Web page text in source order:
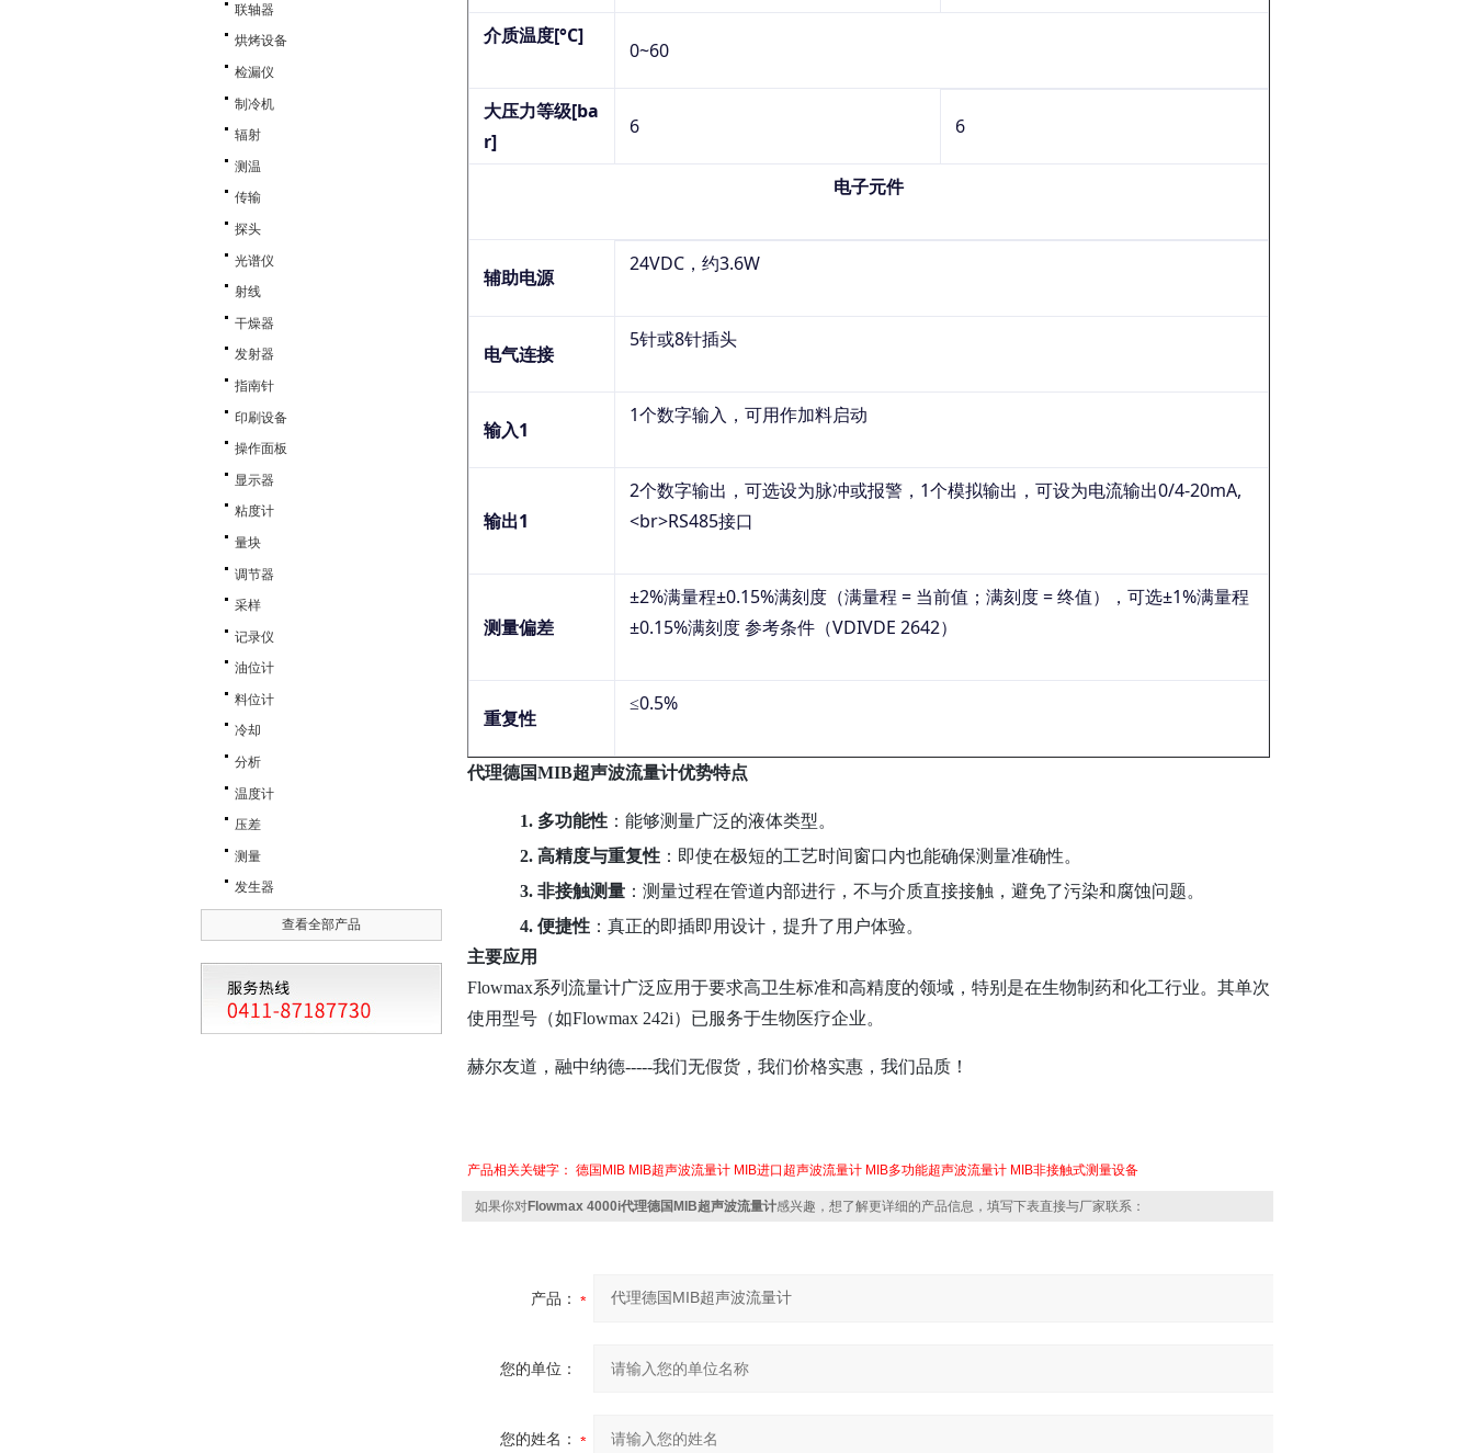
联轴器
烘烤设备
检漏仪
制冷机
辐射
测温
传输
探头
光谱仪
射线
干燥器
发射器
指南针
印刷设备
操作面板
显示器
粘度计
量块
调节器
采样
记录仪
油位计
料位计
冷却
分析
温度计
压差
测量
发生器
查看全部产品
介质温度[°C]
0~60
大压力等级[ba
r]
6 6
电子元件
辅助电源
24VDC，约3.6W
电气连接
5针或8针插头
输入1
1个数字输入，可用作加料启动
输出1
2个数字输出，可选设为脉冲或报警，1个模拟输出，可设为电流输出0/4-20mA,
<br>RS485接口
测量偏差
±2%满量程±0.15%满刻度（满量程 = 当前值；满刻度 = 终值），可选±1%满量程
±0.15%满刻度 参考条件（VDIVDE 2642）
重复性
≤0.5%
代理德国MIB超声波流量计优势特点
1. 多功能性 ：能够测量广泛的液体类型。
2. 高精度与重复性 ：即使在极短的工艺时间窗口内也能确保测量准确性。
3. 非接触测量 ：测量过程在管道内部进行，不与介质直接接触，避免了污染和腐蚀问题。
4. 便捷性 ：真正的即插即用设计，提升了用户体验。
主要应用
Flowmax系列流量计广泛应用于要求高卫生标准和高精度的领域，特别是在生物制药和化工行业。其单次
使用型号（如Flowmax 242i）已服务于生物医疗企业。
赫尔友道，融中纳德-----我们无假货，我们价格实惠，我们品质！
产品相关关键字： 德国MIB MIB超声波流量计 MIB进口超声波流量计 MIB多功能超声波流量计 MIB非接触式测量设备
如果你对Flowmax 4000i代理德国MIB超声波流量计感兴趣，想了解更详细的产品信息，填写下表直接与厂家联系：
产品：
您的单位：
您的姓名：